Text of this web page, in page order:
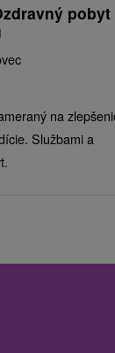
na
Službami a